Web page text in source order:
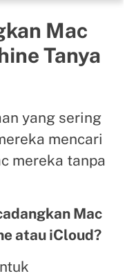
Mac
Tanya
yang sering
mencari
mereka tanpa
Mac
atau iCloud?